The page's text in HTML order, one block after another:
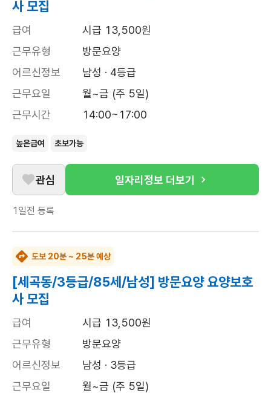
사 모집
급여
시급 13,500원
근무유형
방문요양
어르신정보
남성 · 4등급
근무요일
월~금 (주 5일)
근무시간
14:00~17:00
높은급여 초보가능
관심 일자리정보 더보기
1일전 등록
도보 20분 ~ 25분 예상
[세곡동/3등급/85세/남성] 방문요양 요양보호
사 모집
급여
시급 13,500원
근무유형
방문요양
어르신정보
남성 · 3등급
근무요일
월~금 (주 5일)